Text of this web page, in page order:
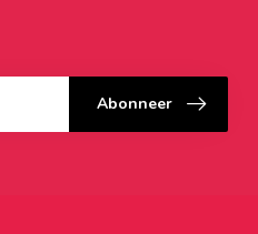
Abonneer